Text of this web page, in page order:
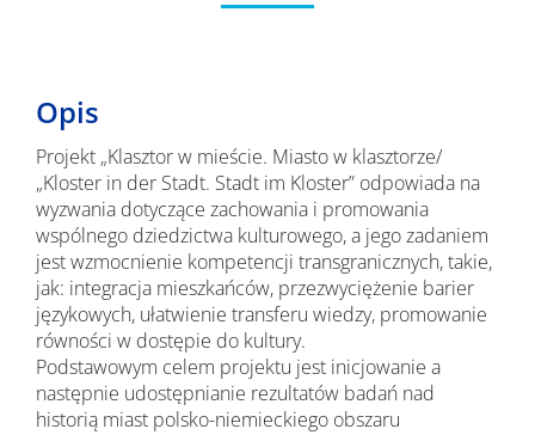
Opis
Projekt „Klasztor w mieście. Miasto w klasztorze/
„Kloster in der Stadt. Stadt im Kloster” odpowiada na
wyzwania dotyczące zachowania i promowania
wspólnego dziedzictwa kulturowego, a jego zadaniem
jest wzmocnienie kompetencji transgranicznych, takie,
jak: integracja mieszkańców, przezwyciężenie barier
językowych, ułatwienie transferu wiedzy, promowanie
równości w dostępie do kultury.
Podstawowym celem projektu jest inicjowanie a
następnie udostępnianie rezultatów badań nad
historią miast polsko-niemieckiego obszaru